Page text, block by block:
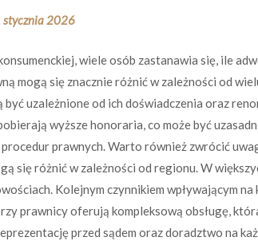
stycznia 2026
wiele osób zastanawia się, ile
mogą się znacznie różnić w zależności od
uzależnione od ich doświadczenia oraz
wyższe honoraria, co może być
prawnych. Warto również zwrócić
się różnić w zależności od regionu. W
Kolejnym czynnikiem wpływającym
prawnicy oferują kompleksową obsługę,
przed sądem oraz doradztwo na